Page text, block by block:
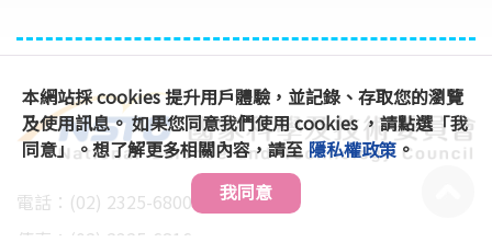
電話：(02) 2325-6800 #896、891
本網站採 cookies 提升用戶體驗，並記錄、存取您的瀏覽
及使用訊息。 如果您同意我們使用 cookies ，請點選「我
同意」。想了解更多相關內容，請至 隱私權政策。
我同意